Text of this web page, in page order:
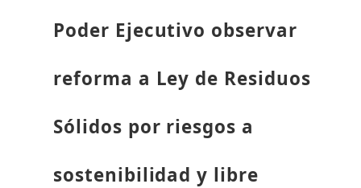
Poder Ejecutivo observar
reforma a Ley de Residuos
Sólidos por riesgos a
sostenibilidad y libre